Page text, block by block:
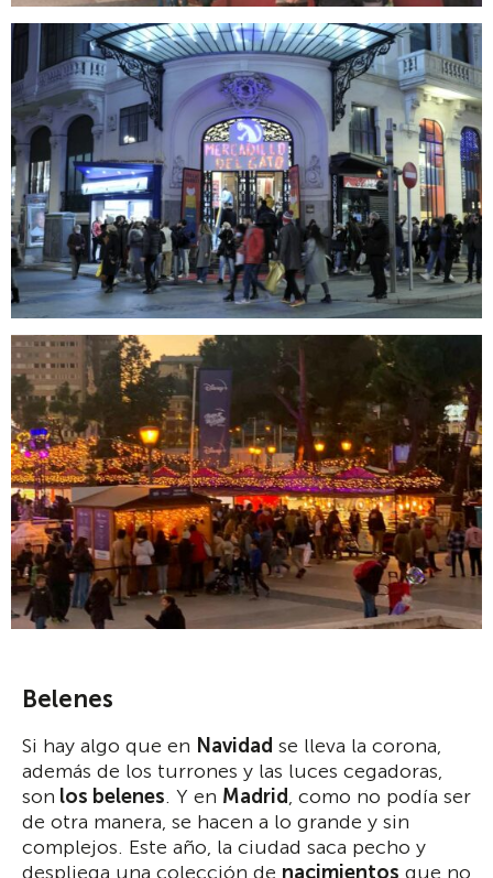
Belenes
Si hay algo que en Navidad se lleva la corona,
además de los turrones y las luces cegadoras,
son los belenes. Y en Madrid, como no podía ser
de otra manera, se hacen a lo grande y sin
complejos. Este año, la ciudad saca pecho y
despliega una colección de nacimientos que no